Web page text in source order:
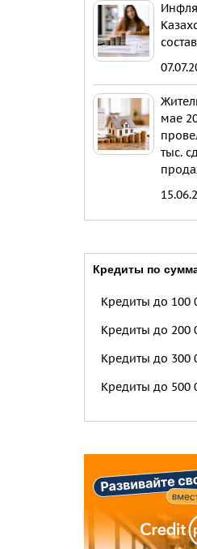
мае
тыс.
Кредиты по
Кредиты до 100
Кредиты до 200
Кредиты до 300
Кредиты до 500